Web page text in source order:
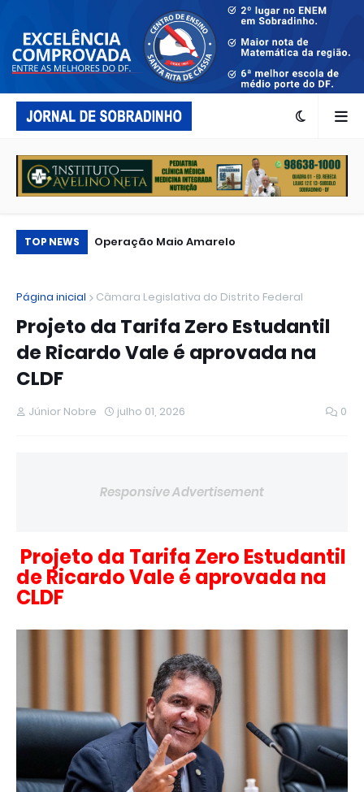
TOP NEWS Operação Maio Amarelo
Página inicial Câmara Legislativa do Distrito Federal
Projeto da Tarifa Zero Estudantil
de Ricardo Vale é aprovada na
CLDF
Júnior Nobre julho 01, 2026 0
Responsive Advertisement
Projeto da Tarifa Zero Estudantil
de Ricardo Vale é aprovada na
CLDF